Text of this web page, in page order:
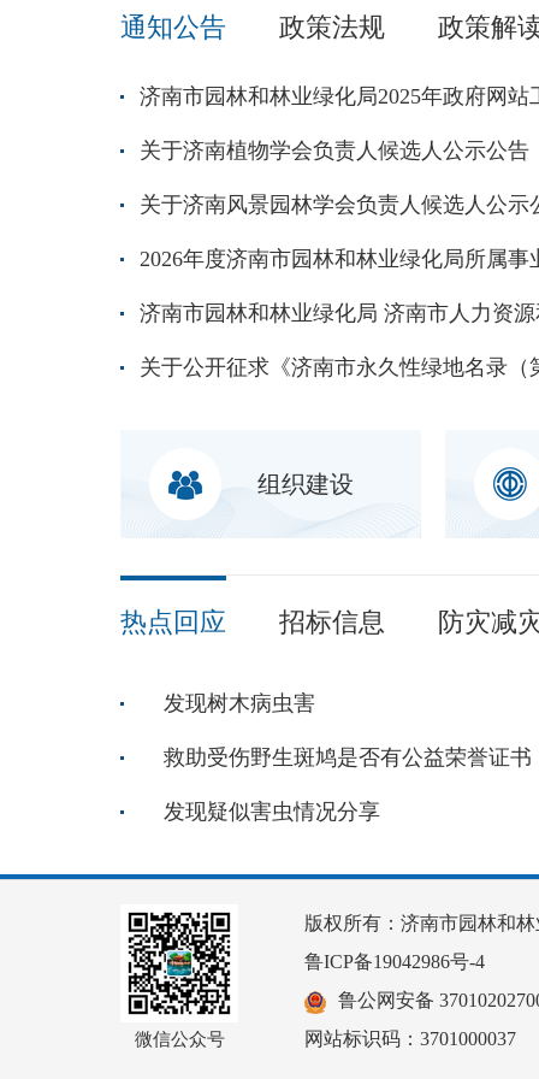
通知公告 政策法规 政策解
济南市园林和林业绿化局2025年政府网站
关于济南植物学会负责人候选人公示公告
关于济南风景园林学会负责人候选人公示
组织建设
热点回应 招标信息 防灾减
发现树木病虫害
救助受伤野生斑鸠是否有公益荣誉证书
发现疑似害虫情况分享
微信公众号
版权所有：济南市园林和
鲁ICP备19042986号-4
鲁公网安备
网站标识码：3701000037